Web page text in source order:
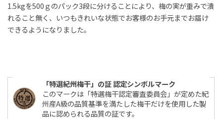
1.5kgを500ｇのパック3段に分けることにより、梅の実が重みで潰
れること無く、いつもきれいな状態でお客様のお手元までお届け
できるようになりました。
「特選紀州梅干」の証 認定シンボルマーク
このマークは「特選梅干認定審査委員会」が定めた紀
州産A級の品質基準を満たした梅干だけを使用した製
品に認められる品質の証です。